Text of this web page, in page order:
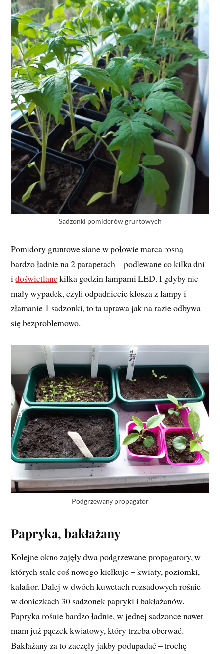
Sadzonki pomidorów gruntowych
Pomidory gruntowe siane w połowie marca rosną
bardzo ładnie na 2 parapetach – podlewane co kilka dni
idoświetlanekilka godzin lampami LED. I gdyby nie
mały wypadek, czyli odpadniecie klosza z lampy i
złamanie 1 sadzonki, to ta uprawa jak na razie odbywa
się bezproblemowo.
Podgrzewany propagator
Papryka, bakłażany
Kolejne okno zajęły dwa podgrzewane propagatory, w
których stale coś nowego kiełkuje – kwiaty, poziomki,
kalafior. Dalej w dwóch kuwetach rozsadowych rośnie
w doniczkach 30 sadzonek papryki i bakłażanów.
Papryka rośnie bardzo ładnie, w jednej sadzonce nawet
mam już pączek kwiatowy, który trzeba oberwać.
Bakłażany za to zaczęły jakby podupadać – trochę